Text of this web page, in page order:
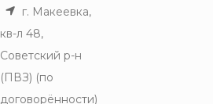
г. Макеевка,
кв-л 48,
Советский р-н
(ПВЗ) (по
договорённости)